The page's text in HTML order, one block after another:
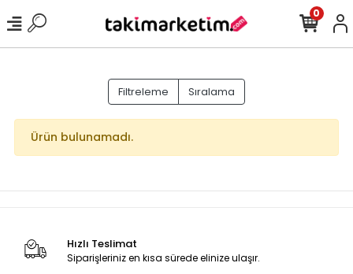
0
Filtreleme Sıralama
Ürün bulunamadı.
Hızlı Teslimat
Siparişleriniz en kısa sürede elinize ulaşır.